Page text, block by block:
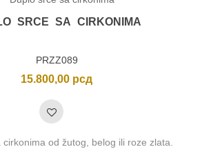
SRCE SA CIRKONIMA
PRZZ089
15.800,00 рсд
cirkonima od žutog, belog ili roze zlata.